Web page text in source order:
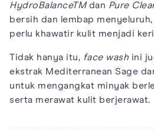
HydroBalanceTMdan Pure
bersih dan lembap
perlu khawatir kulit menjadi
Tidak hanya itu, face wash ini
ekstrak Mediterranean Sage
untuk mengangkat minyak
serta merawat kulit berjerawat.